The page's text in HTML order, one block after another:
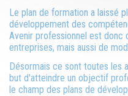
Le plan de formation a laissé
développement des
Avenir professionnel est donc
entreprises, mais aussi de
Désormais ce sont toutes les
but d'atteindre un objectif
le champ des plans de